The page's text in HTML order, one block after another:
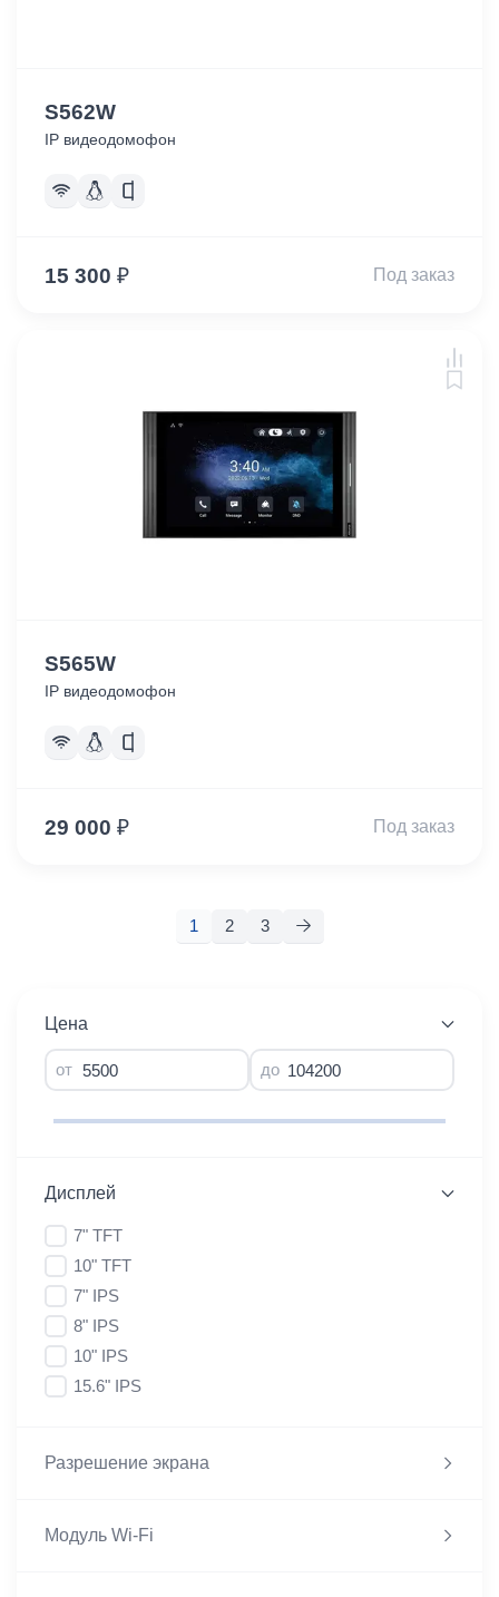
S562W
IP видеодомофон
15 300 ₽ Под заказ
S565W
IP видеодомофон
29 000 ₽ Под заказ
1 2 3
Цена
от до
Дисплей
7" TFT
10" TFT
7" IPS
8" IPS
10" IPS
15.6" IPS
Разрешение экрана
Модуль Wi-Fi